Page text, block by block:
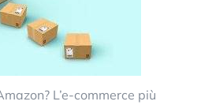
L’e-commerce più